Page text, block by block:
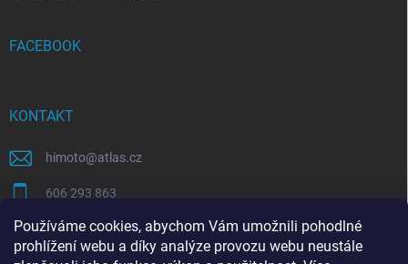
Používáme cookies, abychom Vám umožnili pohodlné
prohlížení webu a díky analýze provozu webu neustále
FACEBOOK
KONTAKT
himoto@atlas.cz
606 293 863
https://www.facebook.com/himotocz